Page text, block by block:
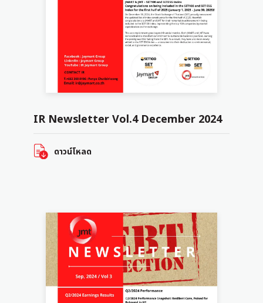
IR Newsletter Vol.4 December 2024
ดาวน์โหลด